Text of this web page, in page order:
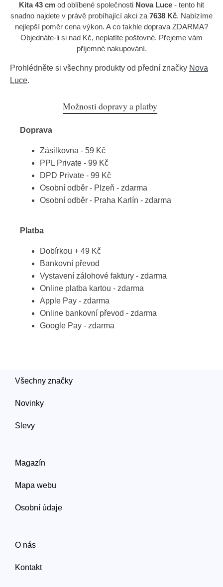
Kita 43 cm od oblíbené společnosti Nova Luce - tento hit
snadno najdete v právě probíhající akci za 7638 Kč. Nabízíme
nejlepší poměr cena výkon. A co takhle doprava ZDARMA?
Objednáte-li si nad Kč, neplatíte poštovné. Přejeme vám
příjemné nakupování.
Prohlédněte si všechny produkty od přední značky Nova
Luce.
Možnosti dopravy a platby
Doprava
Zásilkovna - 59 Kč
PPL Private - 99 Kč
DPD Private - 99 Kč
Osobní odběr - Plzeň - zdarma
Osobní odběr - Praha Karlín - zdarma
Platba
Dobírkou + 49 Kč
Bankovní převod
Vystavení zálohové faktury - zdarma
Online platba kartou - zdarma
Apple Pay - zdarma
Online bankovní převod - zdarma
Google Pay - zdarma
Všechny značky
Novinky
Slevy
Magazín
Mapa webu
Osobní údaje
O nás
Kontakt